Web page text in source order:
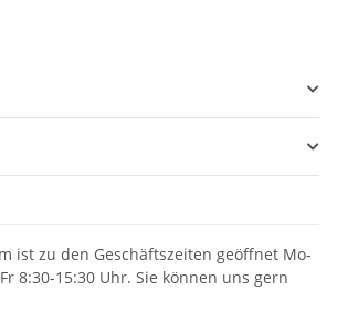
ist zu den Geschäftszeiten geöffnet Mo-
8:30-15:30 Uhr. Sie können uns gern